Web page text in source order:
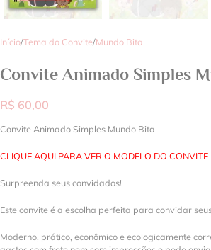
Início/Tema do Convite/Mundo Bita
Convite Animado Simples
R$ 60,00
Convite Animado Simples Mundo Bita
CLIQUE AQUI PARA VER O MODELO DO CONVITE
Surpreenda seus convidados!
Este convite é a escolha perfeita para convidar
Moderno, prático, econômico e ecologicamente